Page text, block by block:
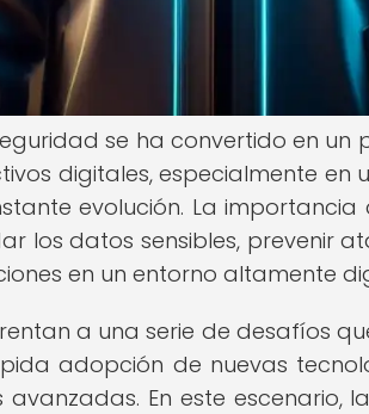
se ha convertido en
digitales, especialmente
evolución. La
los datos sensibles, prevenir
en un entorno altamente
a una serie de desafíos
adopción de nuevas
En este escenario,